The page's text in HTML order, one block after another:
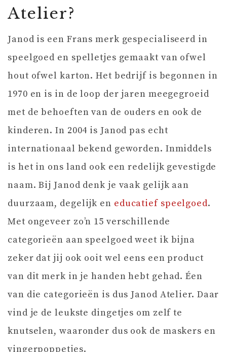
Atelier?
Janod is een Frans merk gespecialiseerd in
speelgoed en spelletjes gemaakt van ofwel
hout ofwel karton. Het bedrijf is begonnen in
1970 en is in de loop der jaren meegegroeid
met de behoeften van de ouders en ook de
kinderen. In 2004 is Janod pas echt
internationaal bekend geworden. Inmiddels
is het in ons land ook een redelijk gevestigde
naam. Bij Janod denk je vaak gelijk aan
duurzaam, degelijk en educatief speelgoed.
Met ongeveer zo’n 15 verschillende
categorieën aan speelgoed weet ik bijna
zeker dat jij ook ooit wel eens een product
van dit merk in je handen hebt gehad. Éen
van die categorieën is dus Janod Atelier. Daar
vind je de leukste dingetjes om zelf te
knutselen, waaronder dus ook de maskers en
vingerpoppetjes.